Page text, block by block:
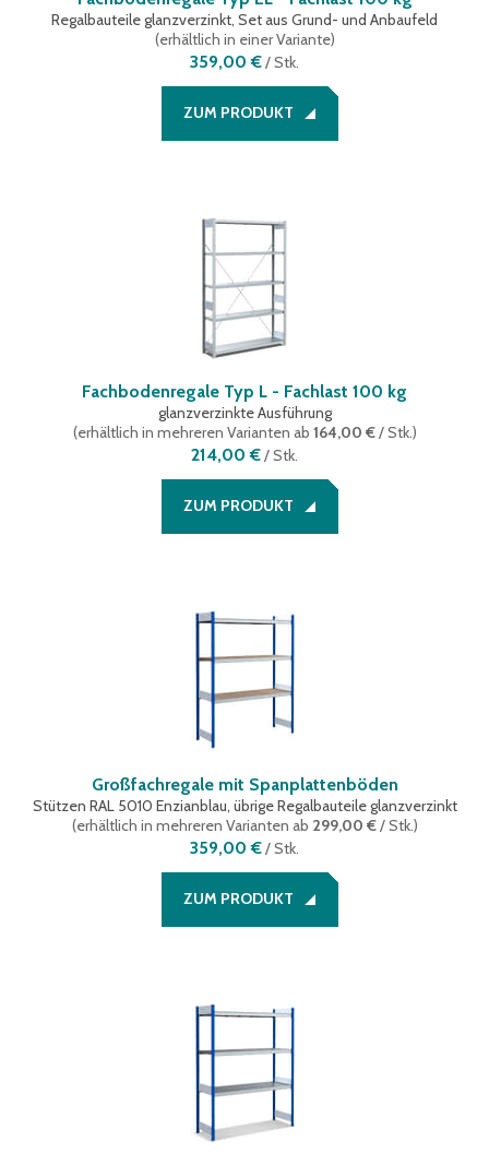
Regalbauteile glanzverzinkt, Set aus Grund- und Anbaufeld
(erhältlich in einer Variante)
359,00 €/Stk.
ZUM PRODUKT
Fachbodenregale Typ L - Fachlast 100 kg
glanzverzinkte Ausführung
(erhältlich in mehreren Varianten ab 164,00 €/ Stk.)
214,00 €/Stk.
ZUM PRODUKT
Großfachregale mit Spanplattenböden
Stützen RAL 5010 Enzianblau, übrige Regalbauteile glanzverzinkt
(erhältlich in mehreren Varianten ab 299,00 €/ Stk.)
359,00 €/Stk.
ZUM PRODUKT